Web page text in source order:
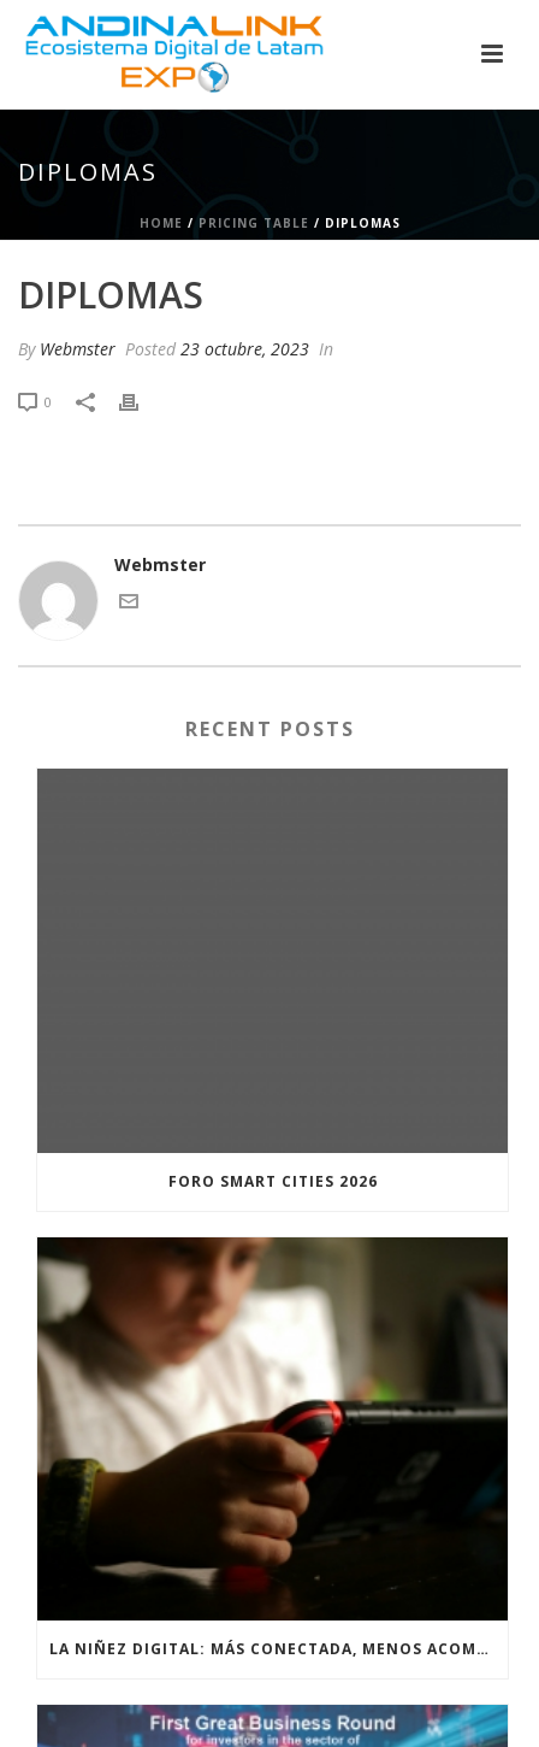
DIPLOMAS
HOME / PRICING TABLE / DIPLOMAS
DIPLOMAS
By Webmster Posted 23 octubre, 2023 In
0
Webmster
RECENT POSTS
FORO SMART CITIES 2026
LA NIÑEZ DIGITAL: MÁS CONECTADA, MENOS ACOMPAÑADA